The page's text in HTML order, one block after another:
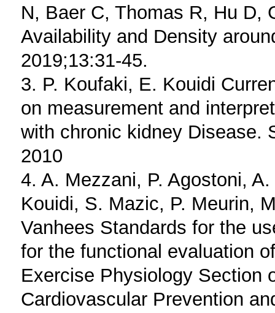
N, Baer C, Thomas R, Hu D,
Availability and Density
2019;13:31-45.
3. P. Koufaki, E. Kouidi
on measurement and
with chronic kidney Disease.
2010
4. A. Mezzani, P. Agostoni,
Kouidi, S. Mazic, P. Meurin,
Vanhees Standards for the
for the functional evaluation
Exercise Physiology Section
Cardiovascular Prevention